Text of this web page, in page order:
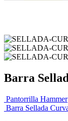
Barra
Pantorrilla Hammer
Barra Sellada